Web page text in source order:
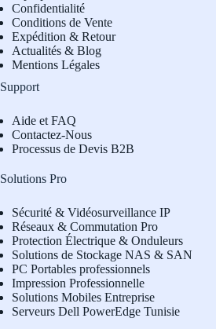
Confidentialité
Conditions de Vente
Expédition & Retour
Actualités & Blog
Mentions Légales
Support
Aide et FAQ
Contactez-Nous
Processus de Devis B2B
Solutions Pro
Sécurité & Vidéosurveillance IP
Réseaux & Commutation Pro
Protection Électrique & Onduleurs
Solutions de Stockage NAS & SAN
PC Portables professionnels
Impression Professionnelle
Solutions Mobiles Entreprise
Serveurs Dell PowerEdge Tunisie